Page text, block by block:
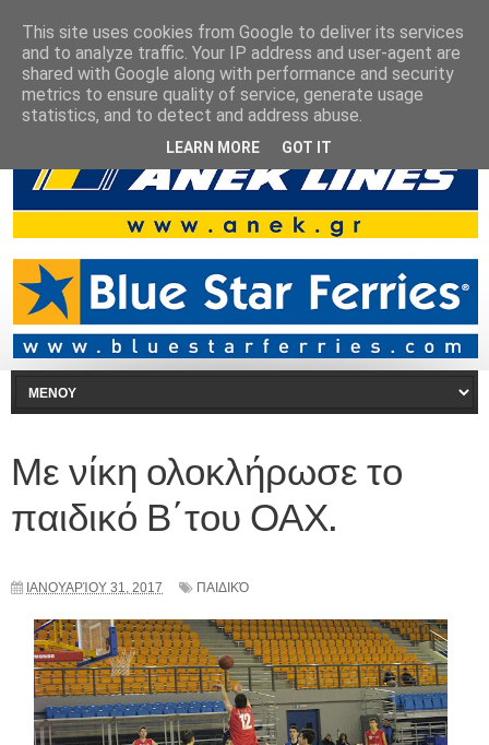
Με νίκη ολοκλήρωσε το
παιδικό Β΄του ΟΑΧ.
ΙΑΝΟΥΑΡΊΟΥ 31, 2017 ΠΑΙΔΙΚΌ
This site uses cookies from Google to deliver its services
and to analyze traffic. Your IP address and user-agent are
shared with Google along with performance and security
metrics to ensure quality of service, generate usage
statistics, and to detect and address abuse.
LEARN MORE GOT IT